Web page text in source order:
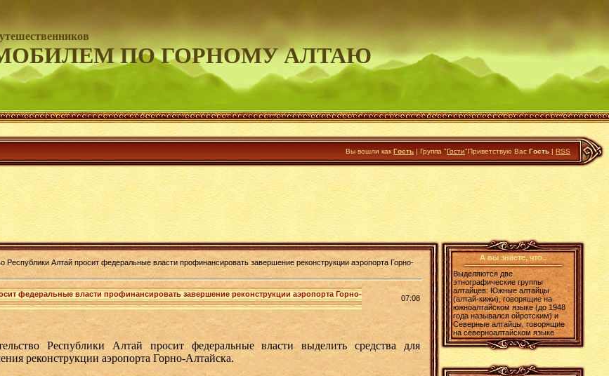
ПО ГОРНОМУ АЛТАЮ
Вы вошли как Гость | Группа "Гости"Приветствую Вас Гость | RSS
Республики Алтай просит федеральные власти профинансировать завершение реконструкции аэропорта Горно-
федеральные власти профинансировать завершение реконструкции аэропорта Горно-
07:08
Республики Алтай просит федеральные власти выделить средства для
реконструкции аэропорта Горно-Алтайска.
А вы знаете, что..
Выделяются две
этнографические группы
алтайцев: Южные алтайцы
(алтай-кижи), говорящие на
южноалтайском языке (до 1948
года назывался ойротским) и
Северные алтайцы, говорящие
на северноалтайском языке